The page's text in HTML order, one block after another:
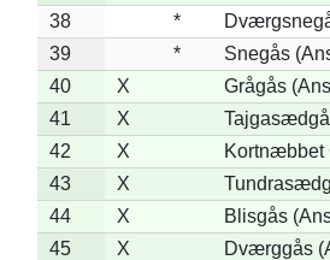
38
*
39
*
Snegås
40
X
Grågås
41
X
42
X
Kortnæbbet
43
X
44
X
Blisgås
45
X
Dværggås